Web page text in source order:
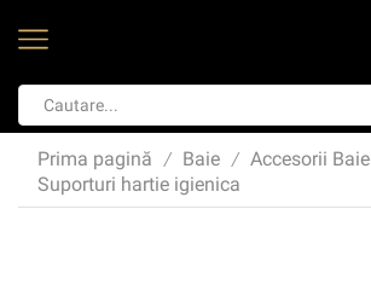
Prima pagină / Baie / Accesorii Baie
Suporturi hartie igienica